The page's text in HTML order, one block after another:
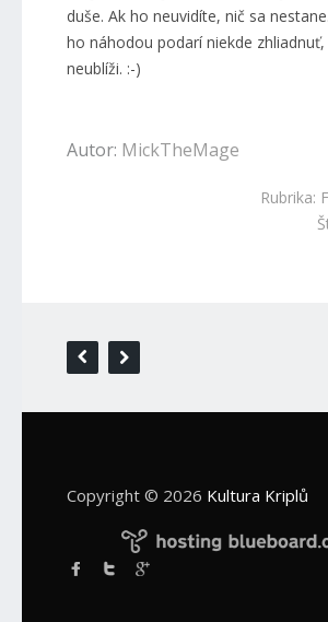
duše. Ak ho neuvidíte, nič sa
ho náhodou podarí niekde
neublíži. :-)
Autor: MickTheMage
Rubrika:
Copyright © 2026 Kultura Kriplů